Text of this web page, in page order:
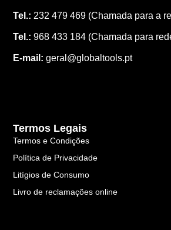
Tel.: 232 479 469 (Chamada para a
Tel.: 968 433 184 (Chamada para
E-mail: geral@globaltools.pt
Termos Legais
Termos e Condições
Política de Privacidade
Litígios de Consumo
Livro de reclamações online